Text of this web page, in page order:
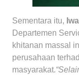
Sementara itu,
Departemen
khitanan massal
perusahaan
masyarakat.